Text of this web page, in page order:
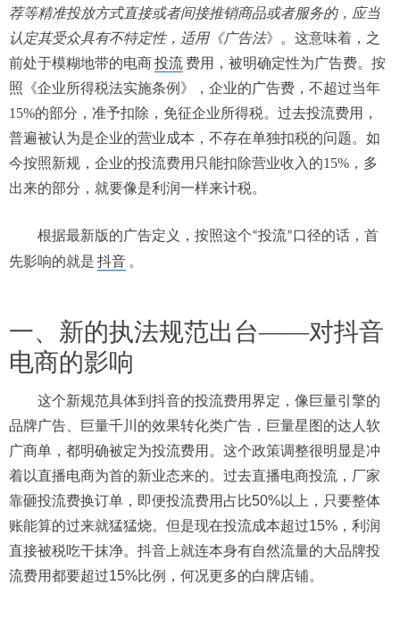
荐等精准投放方式直接或者间接推销商品或者服务的，应当
认定其受众具有不特定性， 适用《广告法》。 这意味着，之
前处于模糊地带的电商投流 费用， 被明确定性为广告费。按
照《企业所得税法实施条例》，企业的广告费，不超过当年
15%的部分，准予扣除，免征企业所得税。 过去投流费用，
普遍被认为是企业的营业成本，不存在单独扣税的问题。如
今按照新规，企业的投流费用只能扣除营业收入的15%，多
出来的部分，就要像是利润一样来计税。
根据最新版的广告定义，按照这个“投流”口径的话，首
先影响的就是 抖音 。
一、 新的执法规范出台——对抖音
电商的影响
这个新规范具体到抖音的投流费用界定，像巨量引擎的
品牌广告、巨量千川的效果转化类广告，巨量星图的达人软
广商单，都明确被定为投流费用。这个政策调整很明显是冲
着以直播电商为首的新业态来的。过去直播电商投流，厂家
靠砸投流费换订单，即便投流费用占比50%以上，只要整体
账能算的过来就猛猛烧。但是现在投流成本超过15% ，利润
直接被税吃干抹净。抖音上就连本身有自然流量的大品牌投
流费用都要超过15%比例 ，何况更多的白牌店铺。